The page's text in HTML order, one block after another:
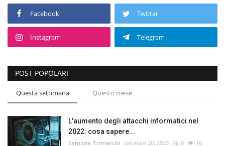
Contatti
Galleria
Shop
Facebook Twitter
Instagram Telegram
POST POPOLARI
Questa settimana Questo mese
L'aumento degli attacchi informatici nel
2022: cosa sapere...
Symone Trimarchi Gennaio 20, 2023 0 16